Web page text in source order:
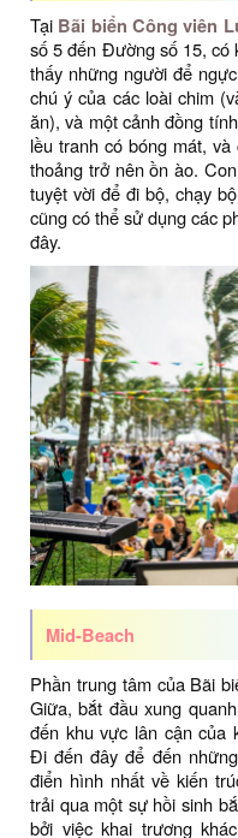
Tại Bãi biển Công viên
số 5 đến Đường số 15, có
thấy những người để
chú ý của các loài chim
ăn), và một cảnh đồng
lều tranh có bóng mát,
thoảng trở nên ồn ào.
tuyệt vời để đi bộ, chạy
cũng có thể sử dụng các
đây.
Mid-Beach
Phần trung tâm của Bãi
Giữa, bắt đầu xung
đến khu vực lân cận của
Đi đến đây để đến
điển hình nhất về kiến
trải qua một sự hồi sinh
bởi việc khai trương